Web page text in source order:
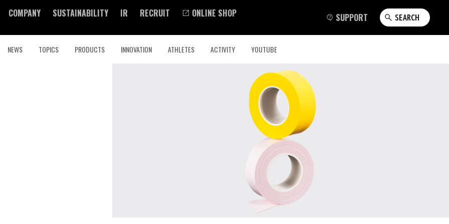
COMPANY SUSTAINABILITY IR RECRUIT ONLINE SHOP SUPPORT SEARCH
NEWS TOPICS PRODUCTS INNOVATION ATHLETES ACTIVITY YOUTUBE